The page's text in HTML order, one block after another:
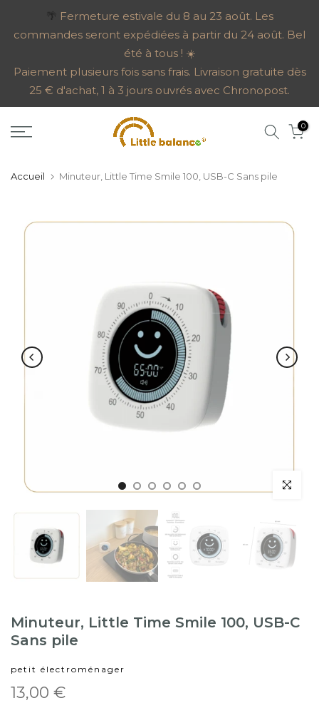
au
🌴 Fermeture estivale du 8 au 23 août. Les
commandes seront expédiées à partir du 24 août. Bel
été à tous ! ☀️
Paiement plusieurs fois sans frais. Livraison gratuite dès
25 € d'achat, 1 à 3 jours ouvrés avec Chronopost.
0
Accueil Minuteur, Little Time Smile 100, USB-C Sans pile
Minuteur, Little Time Smile 100, USB-C
Sans pile
petit électroménager
13,00 €